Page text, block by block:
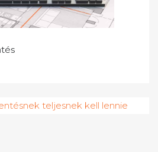
teljesnek kell lennie